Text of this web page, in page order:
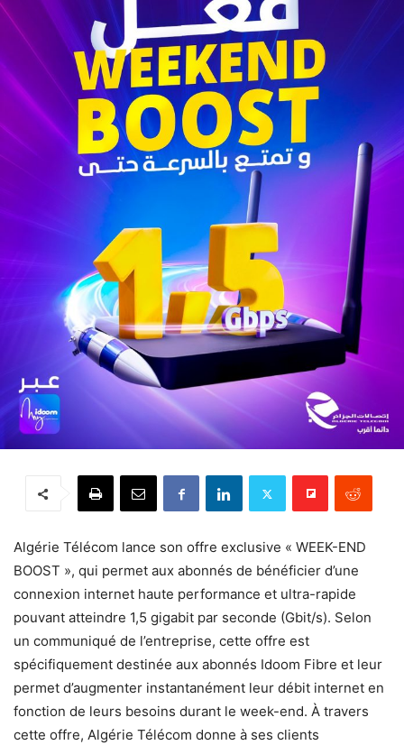
Algérie Télécom lance son offre exclusive « WEEK-END
BOOST », qui permet aux abonnés de bénéficier d’une
connexion internet haute performance et ultra-rapide
pouvant atteindre 1,5 gigabit par seconde (Gbit/s). Selon
un communiqué de l’entreprise, cette offre est
spécifiquement destinée aux abonnés Idoom Fibre et leur
permet d’augmenter instantanément leur débit internet en
fonction de leurs besoins durant le week-end. À travers
cette offre, Algérie Télécom donne à ses clients